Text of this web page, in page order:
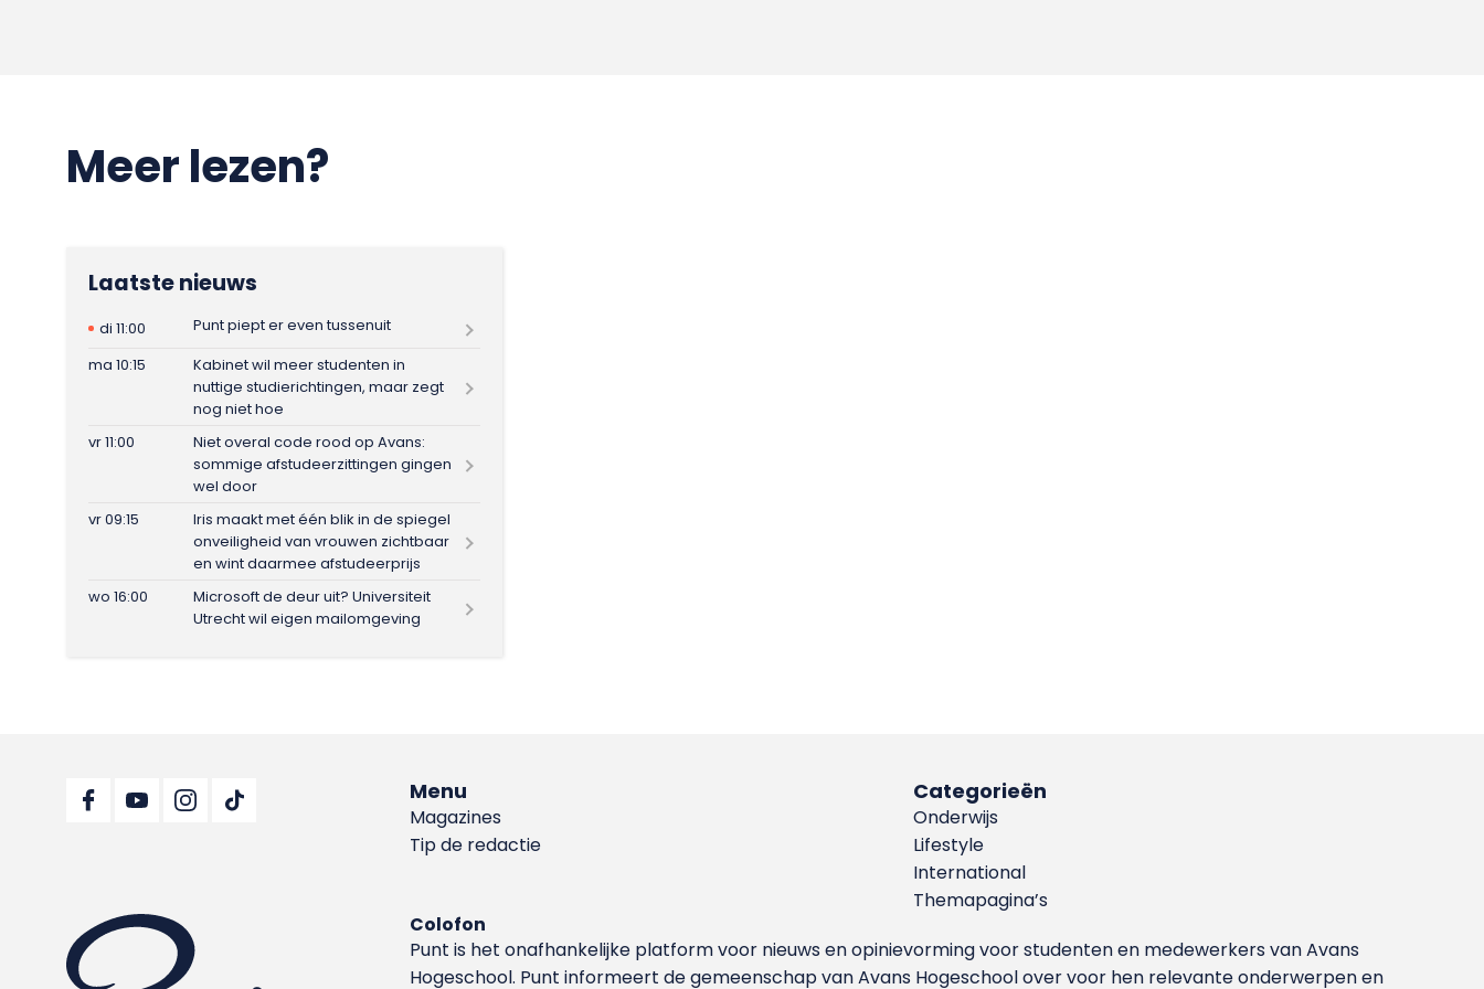
Meer lezen?
Laatste nieuws
di 11:00
Punt piept er even tussenuit
ma 10:15
Kabinet wil meer studenten in
nuttige studierichtingen, maar zegt
nog niet hoe
vr 11:00
Niet overal code rood op Avans:
sommige afstudeerzittingen gingen
wel door
vr 09:15
Iris maakt met één blik in de spiegel
onveiligheid van vrouwen zichtbaar
en wint daarmee afstudeerprijs
wo 16:00
Microsoft de deur uit? Universiteit
Utrecht wil eigen mailomgeving
Menu
Magazines
Tip de redactie
Categorieën
Onderwijs
Lifestyle
International
Themapagina’s
Colofon
Punt is het onafhankelijke platform voor nieuws en opinievorming voor studenten en medewerkers van Avans
Hoge­school. Punt informeert de gemeenschap van Avans Hogeschool over voor hen relevante onderwerpen en